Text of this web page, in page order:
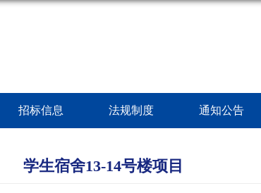
招标信息 法规制度 通知公告
学生宿舍13-14号楼项目